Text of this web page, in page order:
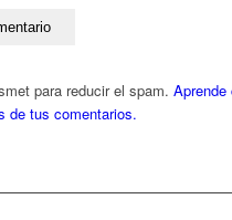
para reducir el spam.
de tus comentarios.